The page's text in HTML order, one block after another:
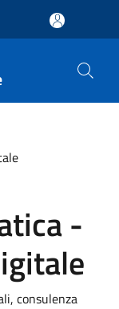
-
consulenza